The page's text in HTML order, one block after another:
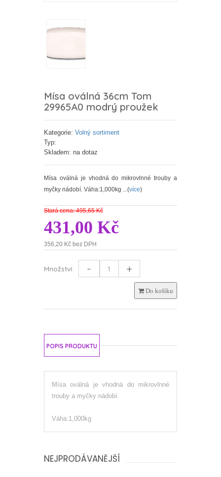
Mísa oválná 36cm Tom
29965A0 modrý proužek
Kategorie: Volný sortiment
Typ:
Skladem: na dotaz
Mísa oválná je vhodná do mikrovlnné trouby a
myčky nádobí. Váha:1,000kg ...(více)
Stará cena: 495,65 Kč
431,00 Kč
356,20 Kč bez DPH
Množství: - +
Do košíku
POPIS PRODUKTU
Mísa oválná je vhodná do mikrovlnné
trouby a myčky nádobí.
Váha:1,000kg
NEJPRODÁVANĚJŠÍ